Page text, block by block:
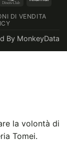
DI VENDITA
By MonkeyData
la volontà di
Tomei.